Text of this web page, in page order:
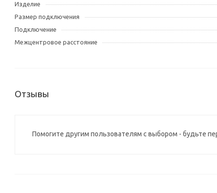
Изделие
Размер подключения
Подключение
Межцентровое расстояние
Отзывы
Помогите другим пользователям с выбором - будьте